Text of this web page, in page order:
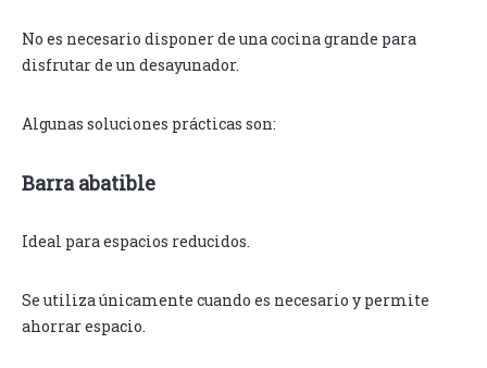
No es necesario disponer de una cocina grande para
disfrutar de un desayunador.
Algunas soluciones prácticas son:
Barra abatible
Ideal para espacios reducidos.
Se utiliza únicamente cuando es necesario y permite
ahorrar espacio.